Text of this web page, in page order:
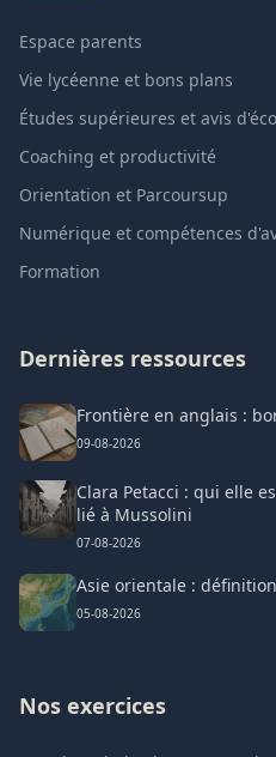
Espace parents
Vie lycéenne et bons plans
Études supérieures et avis
Coaching et productivité
Orientation et Parcoursup
Numérique et compétences
Formation
Dernières ressources
Frontière en anglais :
09-08-2026
Clara Petacci : qui elle
lié à Mussolini
07-08-2026
Asie orientale :
05-08-2026
Nos exercices